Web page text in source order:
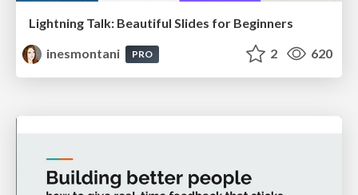
Lightning Talk: Beautiful Slides for Beginners
inesmontani
PRO 2 620